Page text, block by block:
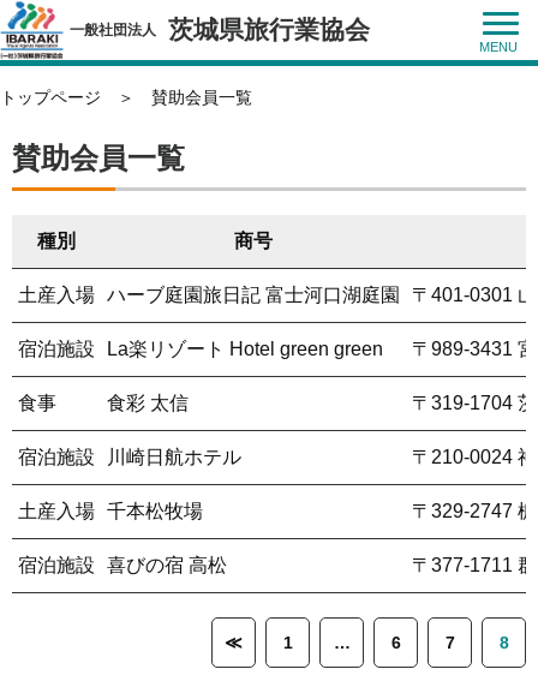
一般社団法人 茨城県旅行業協会
トップページ ＞ 賛助会員一覧
賛助会員一覧
種別 商号
土産入場 ハーブ庭園旅日記 富士河口湖庭園 〒401-0301
宿泊施設 La楽リゾート Hotel green green 〒989-3431
食事 食彩 太信 〒319-1704
宿泊施設 川崎日航ホテル 〒210-0024
土産入場 千本松牧場 〒329-2747
宿泊施設 喜びの宿 高松 〒377-1711
≪ 1 … 6 7 8